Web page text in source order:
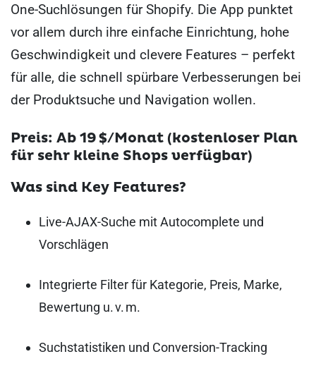
One-Suchlösungen für Shopify. Die App punktet
vor allem durch ihre einfache Einrichtung, hohe
Geschwindigkeit und clevere Features – perfekt
für alle, die schnell spürbare Verbesserungen bei
der Produktsuche und Navigation wollen.
Preis: Ab 19 $/Monat (kostenloser Plan
für sehr kleine Shops verfügbar)
Was sind Key Features?
Live-AJAX-Suche mit Autocomplete und
Vorschlägen
Integrierte Filter für Kategorie, Preis, Marke,
Bewertung u. v. m.
Suchstatistiken und Conversion-Tracking